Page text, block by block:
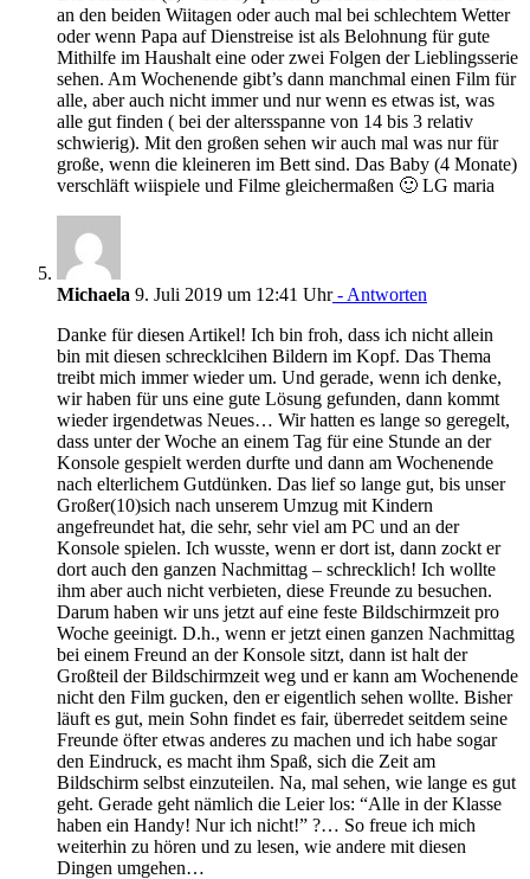
an den beiden Wiitagen oder auch mal bei schlechtem Wetter
oder wenn Papa auf Dienstreise ist als Belohnung für gute
Mithilfe im Haushalt eine oder zwei Folgen der Lieblingsserie
sehen. Am Wochenende gibt’s dann manchmal einen Film für
alle, aber auch nicht immer und nur wenn es etwas ist, was
alle gut finden ( bei der altersspanne von 14 bis 3 relativ
schwierig). Mit den großen sehen wir auch mal was nur für
große, wenn die kleineren im Bett sind. Das Baby (4 Monate)
verschläft wiispiele und Filme gleichermaßen 🙂 LG maria
Michaela 9. Juli 2019 um 12:41 Uhr- Antworten
Danke für diesen Artikel! Ich bin froh, dass ich nicht allein
bin mit diesen schrecklcihen Bildern im Kopf. Das Thema
treibt mich immer wieder um. Und gerade, wenn ich denke,
wir haben für uns eine gute Lösung gefunden, dann kommt
wieder irgendetwas Neues… Wir hatten es lange so geregelt,
dass unter der Woche an einem Tag für eine Stunde an der
Konsole gespielt werden durfte und dann am Wochenende
nach elterlichem Gutdünken. Das lief so lange gut, bis unser
Großer(10)sich nach unserem Umzug mit Kindern
angefreundet hat, die sehr, sehr viel am PC und an der
Konsole spielen. Ich wusste, wenn er dort ist, dann zockt er
dort auch den ganzen Nachmittag – schrecklich! Ich wollte
ihm aber auch nicht verbieten, diese Freunde zu besuchen.
Darum haben wir uns jetzt auf eine feste Bildschirmzeit pro
Woche geeinigt. D.h., wenn er jetzt einen ganzen Nachmittag
bei einem Freund an der Konsole sitzt, dann ist halt der
Großteil der Bildschirmzeit weg und er kann am Wochenende
nicht den Film gucken, den er eigentlich sehen wollte. Bisher
läuft es gut, mein Sohn findet es fair, überredet seitdem seine
Freunde öfter etwas anderes zu machen und ich habe sogar
den Eindruck, es macht ihm Spaß, sich die Zeit am
Bildschirm selbst einzuteilen. Na, mal sehen, wie lange es gut
geht. Gerade geht nämlich die Leier los: “Alle in der Klasse
haben ein Handy! Nur ich nicht!” ?… So freue ich mich
weiterhin zu hören und zu lesen, wie andere mit diesen
Dingen umgehen…